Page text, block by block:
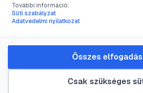
#18. század # irodalmi szalonok
Az irodalmi szalonok
2011. aug. 15. •1perc
További információ:
Süti szabályzat
Adatvédelmi nyilatkozat
Csak szükséges
Összes